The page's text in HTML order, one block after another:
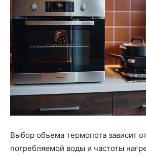
Выбор объема термопота зависит
потребляемой воды и частоты